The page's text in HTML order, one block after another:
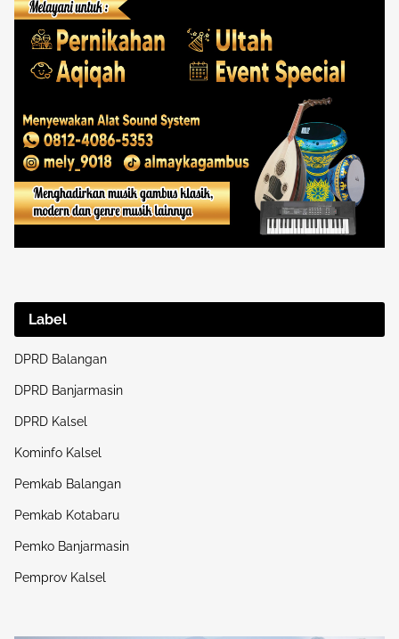
Label
DPRD Balangan
DPRD Banjarmasin
DPRD Kalsel
Kominfo Kalsel
Pemkab Balangan
Pemkab Kotabaru
Pemko Banjarmasin
Pemprov Kalsel